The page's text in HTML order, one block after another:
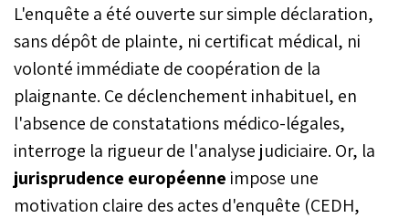
L'enquête a été ouverte sur simple déclaration,
sans dépôt de plainte, ni certificat médical, ni
volonté immédiate de coopération de la
plaignante. Ce déclenchement inhabituel, en
l'absence de constatations médico-légales,
interroge la rigueur de l'analyse judiciaire. Or, la
jurisprudence européenne impose une
motivation claire des actes d'enquête (CEDH,